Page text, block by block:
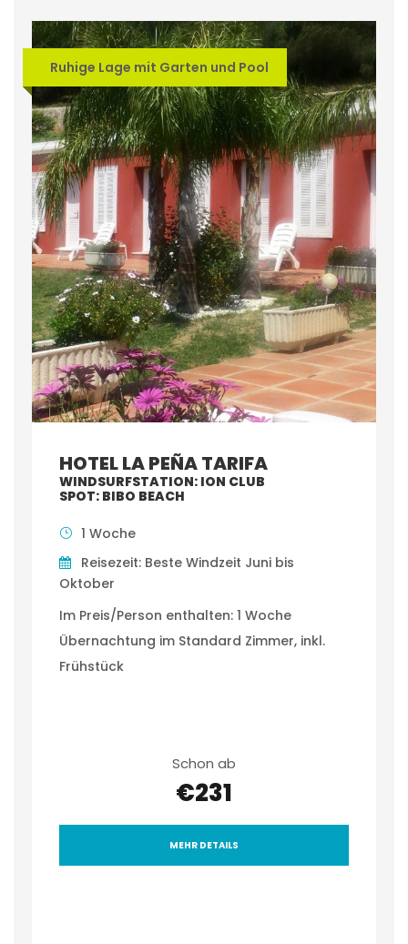
Ruhige Lage mit Garten und Pool
HOTEL LA PEÑA TARIFA
WINDSURFSTATION: ION CLUB
SPOT: BIBO BEACH
1 Woche
Reisezeit: Beste Windzeit Juni bis
Oktober
Im Preis/Person enthalten: 1 Woche
Übernachtung im Standard Zimmer, inkl.
Frühstück
Schon ab
€231
MEHR DETAILS